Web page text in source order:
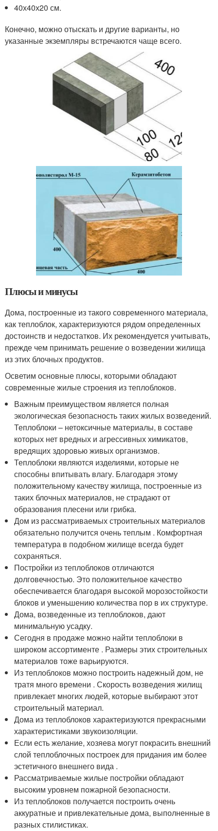
40х40х20 см.
Конечно, можно отыскать и другие варианты, но
указанные экземпляры встречаются чаще всего.
Плюсы и минусы
Дома, построенные из такого современного материала,
как теплоблок, характеризуются рядом определенных
достоинств и недостатков. Их рекомендуется учитывать,
прежде чем принимать решение о возведении жилища
из этих блочных продуктов.
Осветим основные плюсы, которыми обладают
современные жилые строения из теплоблоков.
Важным преимуществом является полная
экологическая безопасность таких жилых возведений.
Теплоблоки – нетоксичные материалы, в составе
которых нет вредных и агрессивных химикатов,
вредящих здоровью живых организмов.
Теплоблоки являются изделиями, которые не
способны впитывать влагу. Благодаря этому
положительному качеству жилища, построенные из
таких блочных материалов, не страдают от
образования плесени или грибка.
Дом из рассматриваемых строительных материалов
обязательно получится очень теплым . Комфортная
температура в подобном жилище всегда будет
сохраняться.
Постройки из теплоблоков отличаются
долговечностью. Это положительное качество
обеспечивается благодаря высокой морозостойкости
блоков и уменьшению количества пор в их структуре.
Дома, возведенные из теплоблоков, дают
минимальную усадку.
Сегодня в продаже можно найти теплоблоки в
широком ассортименте . Размеры этих строительных
материалов тоже варьируются.
Из теплоблоков можно построить надежный дом, не
тратя много времени . Скорость возведения жилищ
привлекает многих людей, которые выбирают этот
строительный материал.
Дома из теплоблоков характеризуются прекрасными
характеристиками звукоизоляции.
Если есть желание, хозяева могут покрасить внешний
слой теплоблочных построек для придания им более
эстетичного внешнего вида .
Рассматриваемые жилые постройки обладают
высоким уровнем пожарной безопасности.
Из теплоблоков получается построить очень
аккуратные и привлекательные дома, выполненные в
разных стилистиках.